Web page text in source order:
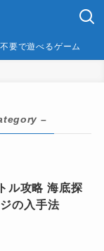
要で遊べるゲーム
–
ル攻略 海底探
の入手法